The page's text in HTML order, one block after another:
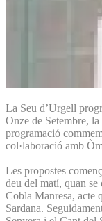
La Seu d’Urgell
Onze de Setembre,
programació
col·laboració amb
Les propostes
deu del matí, quan se
Cobla Manresa, acte
Sardana.